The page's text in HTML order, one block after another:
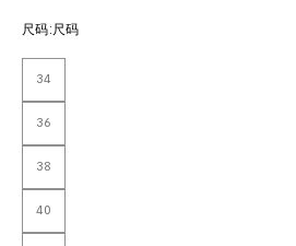
尺码:尺码
34
36
38
40